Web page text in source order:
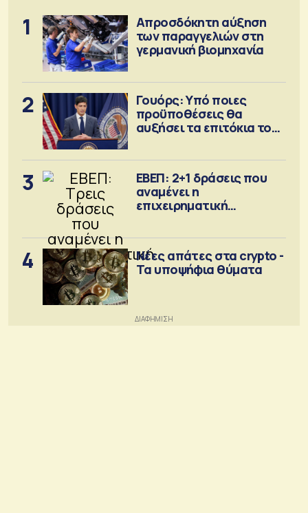
1
Απροσδόκητη αύξηση
των παραγγελιών στη
γερμανική βιομηχανία
2
Γουόρς: Υπό ποιες
προϋποθέσεις θα
αυξήσει τα επιτόκια τον
3
ΕΒΕΠ: 2+1 δράσεις που
αναμένει η
επιχειρηματική
4
Νέες απάτες στα crypto -
Τα υποψήφια θύματα